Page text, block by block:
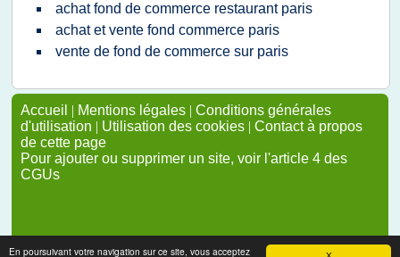
En poursuivant votre navigation sur ce site, vous acceptez
achat fond de commerce restaurant paris
achat et vente fond commerce paris
vente de fond de commerce sur paris
Accueil | Mentions légales | Conditions générales
d'utilisation | Utilisation des cookies | Contact à propos
de cette page
Pour ajouter ou supprimer un site, voir l'article 4 des
CGUs